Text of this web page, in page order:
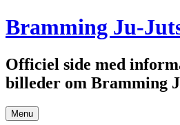
Hop
til
Bramming Ju-
Officiel side med
billeder om Bramming
Menu